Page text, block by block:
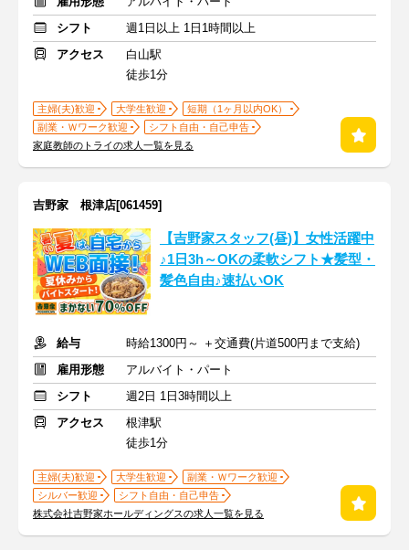
シフト
週1日以上 1日1時間以上
アクセス
白山駅
徒歩1分
主婦(夫)歓迎 大学生歓迎
短期（1ヶ月以内OK）
副業・Ｗワーク歓迎
シフト自由・自己申告
家庭教師のトライの求人一覧を見る
吉野家 根津店[061459]
【吉野家スタッフ(昼)】女性活躍中
♪1日3h～OKの柔軟シフト★髪型・
髪色自由♪速払いOK
給与
時給1300円～ ＋交通費(片道500円まで支給)
雇用形態
アルバイト・パート
シフト
週2日 1日3時間以上
アクセス
根津駅
徒歩1分
主婦(夫)歓迎 大学生歓迎
副業・Ｗワーク歓迎
シルバー歓迎
シフト自由・自己申告
株式会社吉野家ホールディングスの求人一覧を見る